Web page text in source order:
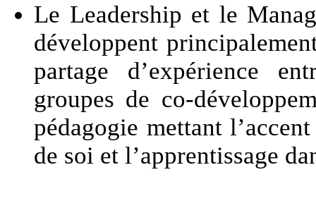
Le Leadership et le
développent
partage d’expérience
groupes de co-
pédagogie mettant
de soi et l’apprentissage